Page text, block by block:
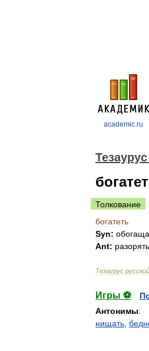
academic.ru
Толкование
богатеть
Syn:
Ant:
Тезаурус русской
Игры ⚽
Антонимы:
нищать